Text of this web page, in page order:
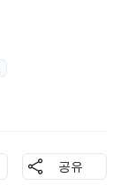
공유